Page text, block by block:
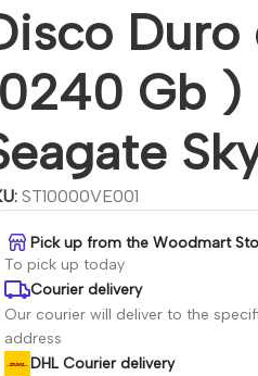
Duro
Gb
ST10000VE001
Pick up from the Woodmart
To pick up today
Courier delivery
Our courier will deliver to the
address
DHL Courier delivery